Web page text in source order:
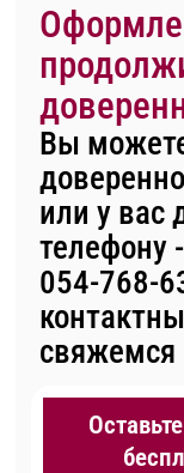
Вы
или у вас
телефону -
054-768-
свяжемся